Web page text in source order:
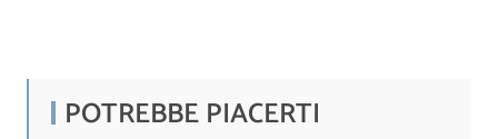
POTREBBE PIACERTI